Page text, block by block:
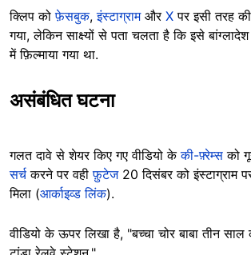
क्लिप कोफ़ेसबुक,इंस्टाग्रामऔर X पर इसी तरह
गया, लेकिन साक्ष्यों से पता चलता है कि इसे
में फ़िल्माया गया था.
असंबंधित घटना
गलत दावे से शेयर किए गए वीडियो केकी-फ़्रेम्स को
सर्च करने पर वहीफ़ुटेज20 दिसंबर को इंस्टाग्राम
मिला (आर्काइव्ड लिंक).
वीडियो के ऊपर लिखा है, "बच्चा चोर बाबा तीन